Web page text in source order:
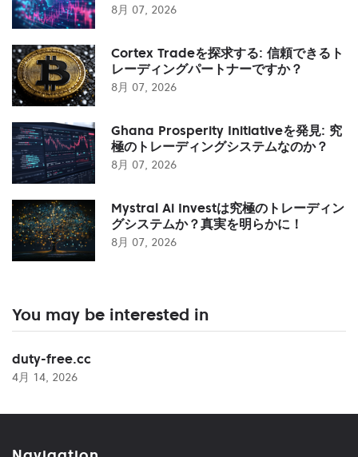
8月 07, 2026
Cortex Tradeを探求する: 信頼できるト
レーディングパートナーですか？
8月 07, 2026
Ghana Prosperity Initiativeを発見: 究
極のトレーディングシステムなのか？
8月 07, 2026
Mystral Ai Investは究極のトレーディン
グシステムか？真実を明らかに！
8月 07, 2026
You may be interested in
duty-free.cc
4月 14, 2026